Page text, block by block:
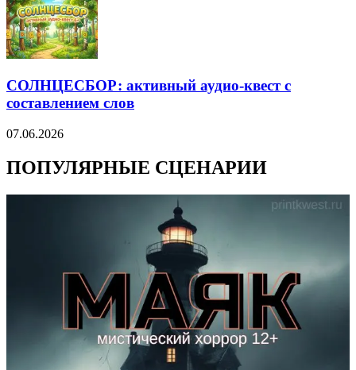
СОЛНЦЕСБОР: активный аудио-квест с
составлением слов
07.06.2026
ПОПУЛЯРНЫЕ СЦЕНАРИИ